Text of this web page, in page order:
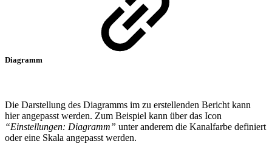
Diagramm
Die Darstellung des Diagramms im zu erstellenden Bericht kann
hier angepasst werden. Zum Beispiel kann über das Icon
“Einstellungen: Diagramm” unter anderem die Kanalfarbe definiert
oder eine Skala angepasst werden.